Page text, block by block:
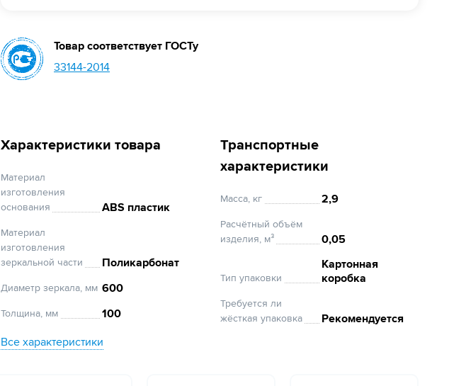
Товар соответствует ГОСТу
33144-2014
Характеристики товара
Материал
изготовления
основания
ABS пластик
Материал
изготовления
зеркальной части
Поликарбонат
Диаметр зеркала, мм 600
Толщина, мм
100
Все характеристики
Транспортные
характеристики
Масса, кг 2,9
Расчётный объём
изделия, м³
0,05
Тип упаковки
Картонная
коробка
Требуется ли
жёсткая упаковка
Рекомендуется